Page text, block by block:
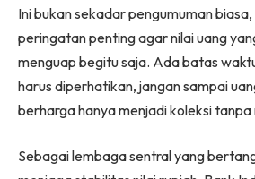
Ini bukan sekadar pengumuman
peringatan penting agar nilai uang
menguap begitu saja. Ada batas
harus diperhatikan, jangan sampai
berharga hanya menjadi koleksi tanpa
Sebagai lembaga sentral yang